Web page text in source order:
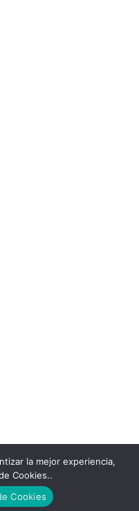
. Premium Blog Solutions.
la mejor experiencia,
Cookies..
Cookies